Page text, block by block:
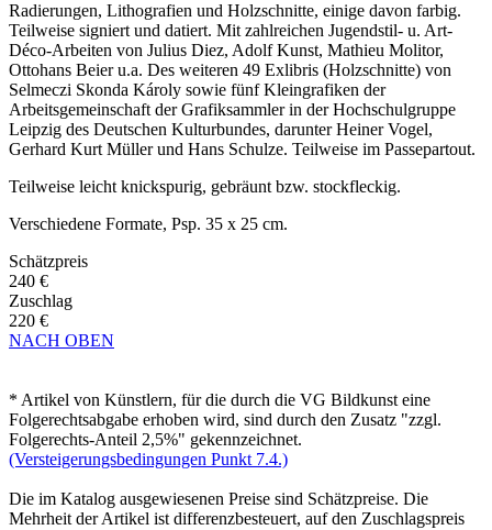
Radierungen, Lithografien und Holzschnitte, einige davon farbig.
Teilweise signiert und datiert. Mit zahlreichen Jugendstil- u. Art-
Déco-Arbeiten von Julius Diez, Adolf Kunst, Mathieu Molitor,
Ottohans Beier u.a. Des weiteren 49 Exlibris (Holzschnitte) von
Selmeczi Skonda Károly sowie fünf Kleingrafiken der
Arbeitsgemeinschaft der Grafiksammler in der Hochschulgruppe
Leipzig des Deutschen Kulturbundes, darunter Heiner Vogel,
Gerhard Kurt Müller und Hans Schulze. Teilweise im Passepartout.
Teilweise leicht knickspurig, gebräunt bzw. stockfleckig.
Verschiedene Formate, Psp. 35 x 25 cm.
Schätzpreis
240 €
Zuschlag
220 €
NACH OBEN
* Artikel von Künstlern, für die durch die VG Bildkunst eine
Folgerechtsabgabe erhoben wird, sind durch den Zusatz "zzgl.
Folgerechts-Anteil 2,5%" gekennzeichnet.
(Versteigerungsbedingungen Punkt 7.4.)
Die im Katalog ausgewiesenen Preise sind Schätzpreise. Die
Mehrheit der Artikel ist differenzbesteuert, auf den Zuschlagspreis